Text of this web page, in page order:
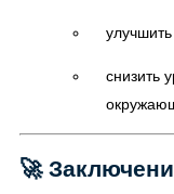
снизить
🚀